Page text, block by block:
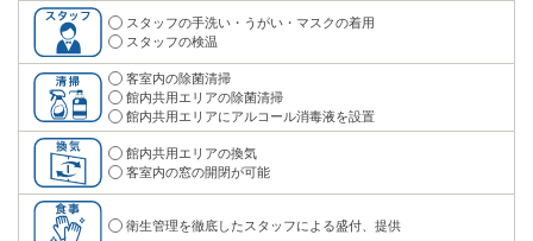
スタッフの手洗い・うがい・マスクの着用
スタッフの検温
客室内の除菌清掃
館内共用エリアの除菌清掃
館内共用エリアにアルコール消毒液を設置
館内共用エリアの換気
客室内の窓の開閉が可能
衛生管理を徹底したスタッフによる盛付、提供